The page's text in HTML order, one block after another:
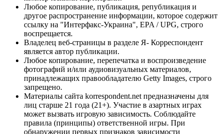
Любое копирование, публикация, републикация и
другое распространение информации, которое содержит
ссылку на "Интерфакс-Украина", EPA / UPG, строго
воспрещается.
Владелец веб-страницы в разделе Я- Корреспондент
является автор публикации.
Любое копирование, перепечатка и воспроизведение
фотографий и/или аудиовизуальных материалов,
принадлежащих правообладателю Getty Images, строго
запрещено.
Материалы сайта korrespondent.net предназначены для
лиц старше 21 года (21+). Участие в азартных играх
может вызвать игровую зависимость. Соблюдайте
правила (принципы) ответственной игры. При
обнаружении первых признаков зависимости